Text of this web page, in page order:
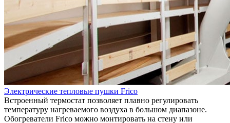
Электрические тепловые пушки Frico
Встроенный термостат позволяет плавно регулировать
температуру нагреваемого воздуха в большом диапазоне.
Обогреватели Frico можно монтировать на стену или